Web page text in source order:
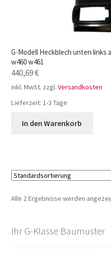
G-Modell Heckblech unten links
w460 w461
440,69€
inkl. MwSt. zzgl. Versandkosten
Lieferzeit: 1-3 Tage
In den Warenkorb
Alle 2 Ergebnisse werden
Ihr G-Klasse Baumuster